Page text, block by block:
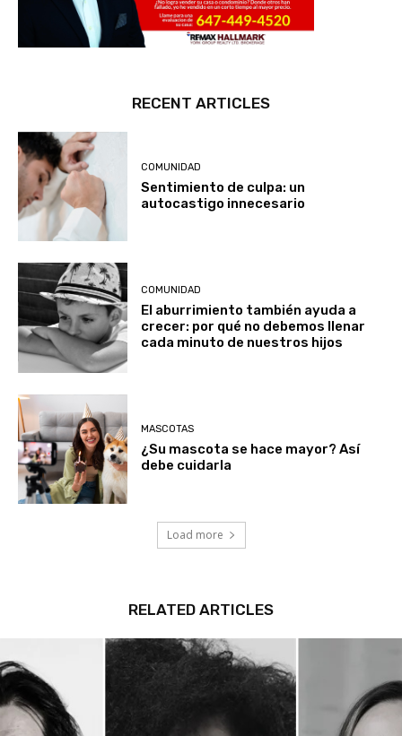
RECENT ARTICLES
Sentimiento de culpa: un
autocastigo innecesario
El aburrimiento también ayuda a
crecer: por qué no debemos llenar
cada minuto de nuestros hijos
¿Su mascota se hace mayor? Así
Load more
RELATED ARTICLES